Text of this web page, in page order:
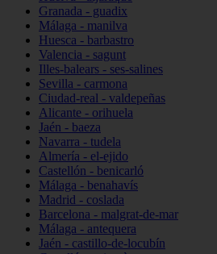
Granada - guadix
Málaga - manilva
Huesca - barbastro
Valencia - sagunt
Illes-balears - ses-salines
Sevilla - carmona
Ciudad-real - valdepeñas
Alicante - orihuela
Jaén - baeza
Navarra - tudela
Almería - el-ejido
Castellón - benicarló
Málaga - benahavís
Madrid - coslada
Barcelona - malgrat-de-mar
Málaga - antequera
Jaén - castillo-de-locubín